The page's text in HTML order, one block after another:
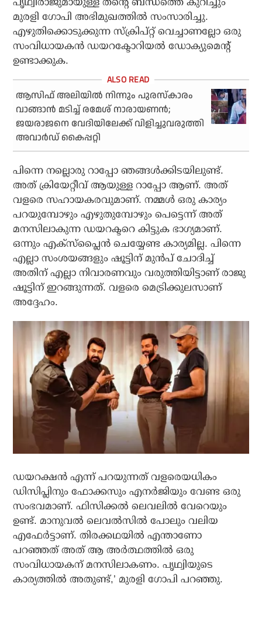
മുരളി ഗോപി അഭിമുഖത്തില്‍ സംസാരിച്ചു.
എഴുതിക്കൊടുക്കുന്ന സ്‌ക്രിപ്റ്റ് വെച്ചാണല്ലോ ഒരു
സംവിധായകന്‍ ഡയറക്ടോറിയല്‍ ഡോക്യുമെന്റ്
ഉണ്ടാക്കുക.
ആസിഫ് അലിയില്‍ നിന്നും പുരസ്‌കാരം
വാങ്ങാന്‍ മടിച്ച് രമേശ് നാരായണന്‍;
ജയരാജനെ വേദിയിലേക്ക് വിളിച്ചുവരുത്തി
അവാര്‍ഡ് കൈപ്പറ്റി
പിന്നെ നല്ലൊരു റാപ്പോ ഞങ്ങള്‍ക്കിടയിലുണ്ട്.
അത് ക്രിയേറ്റീവ് ആയുള്ള റാപ്പോ ആണ്. അത്
വളരെ സഹായകരവുമാണ്. നമ്മള്‍ ഒരു കാര്യം
പറയുമ്പോഴും എഴുതുമ്പോഴും പെട്ടെന്ന് അത്
മനസിലാകുന്ന ഡയറക്ടറെ കിട്ടുക ഭാഗ്യമാണ്.
ഒന്നും എക്‌സ്‌പ്ലൈന്‍ ചെയ്യേണ്ട കാര്യമില്ല. പിന്നെ
എല്ലാ സംശയങ്ങളും ഷൂട്ടിന് മുന്‍പ് ചോദിച്ച്
അതിന് എല്ലാ നിവാരണവും വരുത്തിയിട്ടാണ് രാജു
ഷൂട്ടിന് ഇറങ്ങുന്നത്. വളരെ മെട്രിക്കുലസാണ്
അദ്ദേഹം.
ഡയറക്ഷന്‍ എന്ന് പറയുന്നത് വളരെയധികം
ഡിസിപ്ലിനും ഫോക്കസും എനര്‍ജിയും വേണ്ട ഒരു
സംഭവമാണ്. ഫിസിക്കല്‍ ലെവലില്‍ വേറെയും
ഉണ്ട്. മാനുവല്‍ ലെവല്‍സില്‍ പോലും വലിയ
എഫേര്‍ട്ടാണ്. തിരക്കഥയില്‍ എന്താണോ
പറഞ്ഞത് അത് ആ അര്‍ത്ഥത്തില്‍ ഒരു
സംവിധായകന് മനസിലാകണം. പൃഥ്വിയുടെ
കാര്യത്തില്‍ അതുണ്ട്,’ മുരളി ഗോപി പറഞ്ഞു.